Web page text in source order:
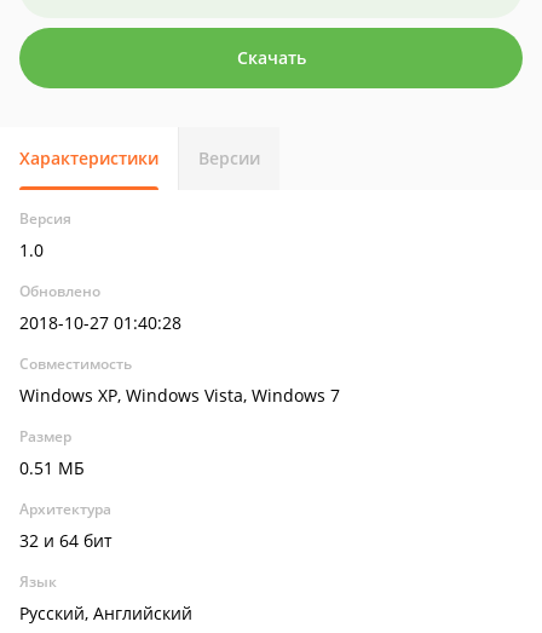
Скачать
Характеристики Версии
Версия
1.0
Обновлено
2018-10-27 01:40:28
Совместимость
Windows XP, Windows Vista, Windows 7
Размер
0.51 МБ
Архитектура
32 и 64 бит
Язык
Русский, Английский